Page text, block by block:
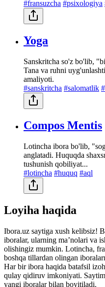
#fransuzcha #psixologiya
Yoga
Sanskritcha so'z bo'lib,
Tana va ruhni
amaliyoti.
#sanskritcha #salomatlik
Compos Mentis
Lotincha ibora bo'lib,
anglatadi. Huquqda
tushunish qobiliyat...
#lotincha #huquq #aql
Loyiha haqida
Ibora.uz saytiga xush kelibsiz!
iboralar, ularning maʼnolari va
olishingiz mumkin. Lotincha,
boshqa tillardan olingan
Har bir ibora haqida batafsil
qulay qidiruv imkoniyati.
yangi iboralar bilan boyitiladi.